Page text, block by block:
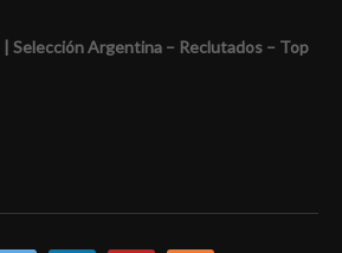
| Selección Argentina – Reclutados – Top